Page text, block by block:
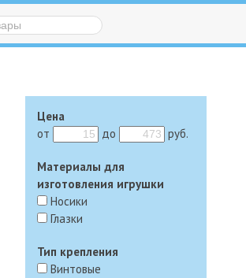
Цена
от
до руб.
Материалы для
изготовления игрушки
Носики
Глазки
Тип крепления
Винтовые